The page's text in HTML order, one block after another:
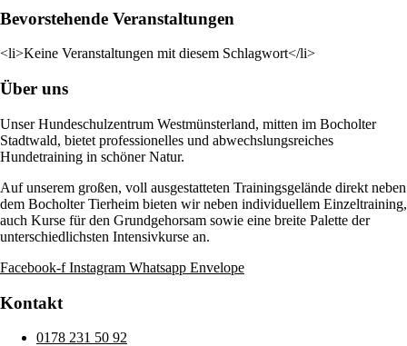
Bevorstehende Veranstaltungen
<li>Keine Veranstaltungen mit diesem Schlagwort</li>
Über uns
Unser Hundeschulzentrum Westmünsterland, mitten im Bocholter
Stadtwald, bietet professionelles und abwechslungsreiches
Hundetraining in schöner Natur.
Auf unserem großen, voll ausgestatteten Trainingsgelände direkt neben
dem Bocholter Tierheim bieten wir neben individuellem Einzeltraining,
auch Kurse für den Grundgehorsam sowie eine breite Palette der
unterschiedlichsten Intensivkurse an.
Facebook-f Instagram Whatsapp Envelope
Kontakt
0178 231 50 92